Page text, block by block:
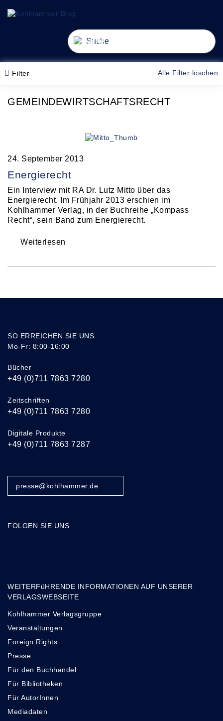
springen
Filter Alle Filter löschen
GEMEINDEWIRTSCHAFTSRECHT
24. September 2013
Energierecht
Ein Interview mit RA Dr. Lutz Mitto über das
Energierecht. Im Frühjahr 2013 erschien im
Kohlhammer Verlag, in der Buchreihe „Kompass
Recht“, sein Band zum Energierecht.
Weiterlesen
SO ERREICHEN SIE UNS
Mo-Fr: 8:00-16:00
Bücher
+49 (0)711 7863 7280
Zeitschriften
+49 (0)711 7863 7280
Digitale Produkte
+49 (0)711 7863 7287
presse@kohlhammer.de
FOLGEN SIE UNS
WEITERFüHRENDE INFORMATIONEN AUF UNSERER
VERLAGSWEBSEITE
Kohlhammer Verlagsgruppe
Veranstaltungen
Foreign Rights
Presse
Für den Buchhandel
Für Bibliotheken
Für AutorInnen
Mediadaten